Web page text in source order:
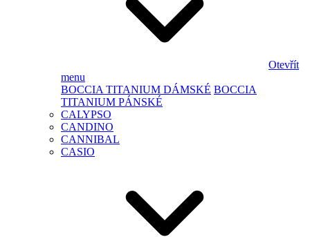
Otevřít
menu
BOCCIA TITANIUM DÁMSKÉ BOCCIA
TITANIUM PÁNSKÉ
CALYPSO
CANDINO
CANNIBAL
CASIO